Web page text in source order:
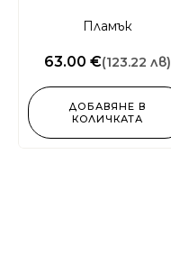
Пламък
63.00 €(123.22 лв)
ДОБАВЯНЕ В
КОЛИЧКАТА